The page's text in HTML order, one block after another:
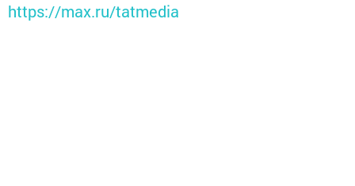
https://max.ru/tatmedia